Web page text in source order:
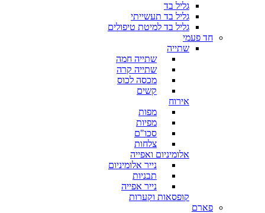
גליל בד
גליל בד תעשייתי
גליל בד למיטת טיפולים
חד פעמי
שתייה
שתייה חמה
שתייה קרה
מכסה לכוס
קשים
אירוח
מפות
מפיות
סכו"ם
צלחות
אלומיניום ואפייה
נייר אלומיניום
תבניות
נייר אפייה
קופסאות וקערות
פארם